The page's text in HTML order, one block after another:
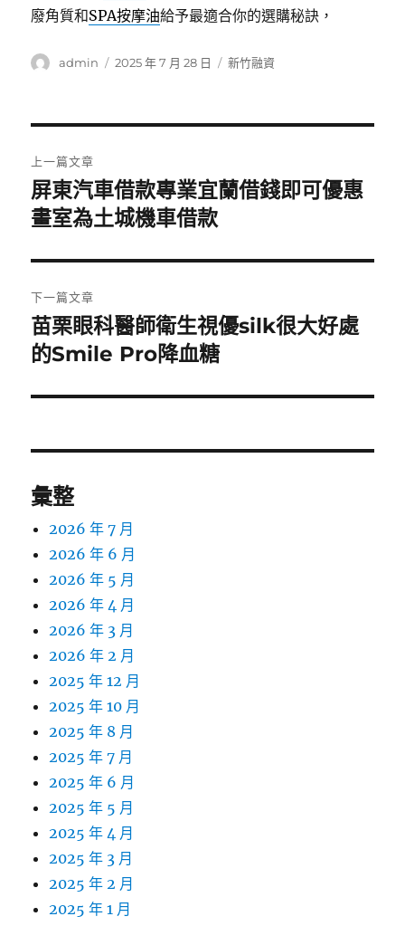
廢角質和SPA按摩油給予最適合你的選購秘訣，
作
admin
發
2025 年 7 月 28 日
分
新竹融資
章
導
覽
上一篇文章
上
一
文
章:
屏東汽車借款專業宜蘭借錢即可優惠
畫室為土城機車借款
下一篇文章
下
一
文
苗栗眼科醫師衛生視優silk很大好處
的Smile Pro降血糖
彙整
2026 年 7 月
2026 年 6 月
2026 年 5 月
2026 年 4 月
2026 年 3 月
2026 年 2 月
2025 年 12 月
2025 年 10 月
2025 年 8 月
2025 年 7 月
2025 年 6 月
2025 年 5 月
2025 年 4 月
2025 年 3 月
2025 年 2 月
2025 年 1 月